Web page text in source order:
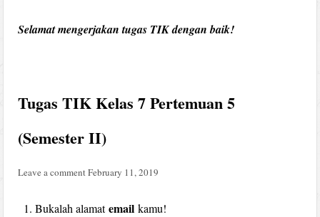
Selamat mengerjakan tugas TIK dengan baik!
Tugas TIK Kelas 7 Pertemuan 5
(Semester II)
Leave a comment February 11, 2019
Bukalah alamatemail kamu!